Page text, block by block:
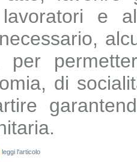
e
per
di
leggi l'articolo